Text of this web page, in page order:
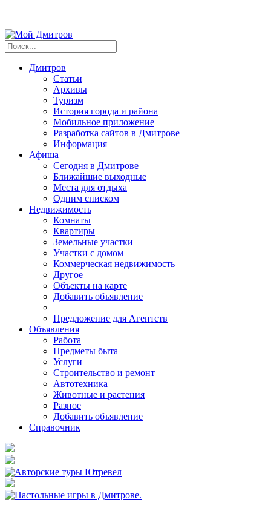
Дмитров
Статьи
Архивы
Туризм
История города и района
Мобильное приложение
Разработка сайтов в Дмитрове
Информация
Афиша
Сегодня в Дмитрове
Ближайшие выходные
Места для отдыха
Одним списком
Недвижимость
Комнаты
Квартиры
Земельные участки
Участки с домом
Коммерческая недвижимость
Другое
Объекты на карте
Добавить объявление
Предложение для Агентств
Объявления
Работа
Предметы быта
Услуги
Строительство и ремонт
Автотехника
Животные и растения
Разное
Добавить объявление
Справочник